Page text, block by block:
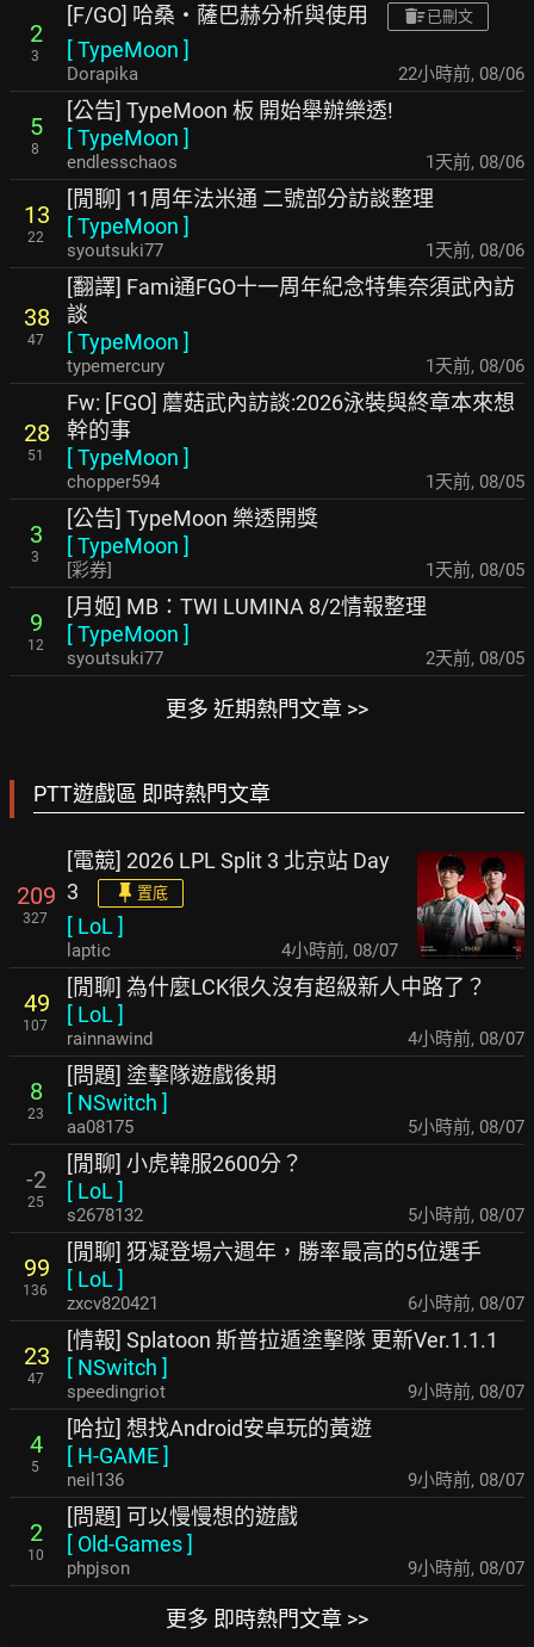
2
3
[F/GO] 哈桑・薩巴赫分析與使用 已刪文
[TypeMoon ]
Dorapika 22小時前, 08/06
5
8
[公告] TypeMoon 板 開始舉辦樂透!
[TypeMoon ]
endlesschaos 1天前, 08/06
13
22
[閒聊] 11周年法米通 二號部分訪談整理
[TypeMoon ]
syoutsuki77 1天前, 08/06
38
47
[翻譯] Fami通FGO十一周年紀念特集奈須武內訪
談
[TypeMoon ]
typemercury 1天前, 08/06
28
51
Fw: [FGO] 蘑菇武內訪談:2026泳裝與終章本來想
幹的事
[TypeMoon ]
chopper594 1天前, 08/05
3
3
[公告] TypeMoon 樂透開獎
[TypeMoon ]
[彩券] 1天前, 08/05
9
12
[月姬] MB：TWI LUMINA 8/2情報整理
[TypeMoon ]
syoutsuki77 2天前, 08/05
更多 近期熱門文章 >>
PTT遊戲區 即時熱門文章
209
327
[電競] 2026 LPL Split 3 北京站 Day
3
置底
[ LoL ]
laptic 4小時前, 08/07
49
107
[閒聊] 為什麼LCK很久沒有超級新人中路了？
[ LoL ]
rainnawind 4小時前, 08/07
8
23
[問題] 塗擊隊遊戲後期
[ NSwitch ]
aa08175 5小時前, 08/07
-2
25
[閒聊] 小虎韓服2600分？
[ LoL ]
s2678132 5小時前, 08/07
99
136
[閒聊] 犽凝登場六週年，勝率最高的5位選手
[ LoL ]
zxcv820421 6小時前, 08/07
23
47
[情報] Splatoon 斯普拉遁塗擊隊 更新Ver.1.1.1
[ NSwitch ]
speedingriot 9小時前, 08/07
4
5
[哈拉] 想找Android安卓玩的黃遊
[ H-GAME]
neil136 9小時前, 08/07
2
10
[問題] 可以慢慢想的遊戲
[ Old-Games]
phpjson 9小時前, 08/07
更多 即時熱門文章 >>